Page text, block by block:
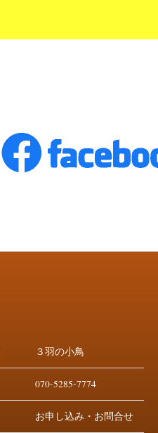
３羽の小鳥
070-5285-7774
お申し込み・お問合せ